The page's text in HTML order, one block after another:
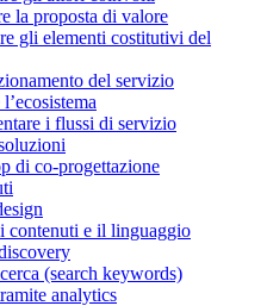
la proposta di valore
gli elementi costitutivi del
del servizio
i flussi di servizio
di co-progettazione
contenuti e il linguaggio
(search keywords)
analytics